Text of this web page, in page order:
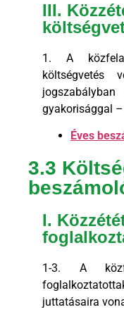
III.
1. A
költségvetés
gyakorisággal
Éves
3.3
I.
1-3. A
juttatásaira